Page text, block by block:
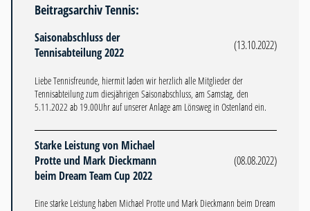
Beitragsarchiv Tennis:
Saisonabschluss der
Tennisabteilung 2022
(13.10.2022)
Liebe Tennisfreunde, hiermit laden wir herzlich alle Mitglieder der
Tennisabteilung zum diesjährigen Saisonabschluss, am Samstag, den
5.11.2022 ab 19.00Uhr auf unserer Anlage am Lönsweg in Ostenland ein.
Starke Leistung von Michael
Protte und Mark Dieckmann
beim Dream Team Cup 2022
(08.08.2022)
Eine starke Leistung haben Michael Protte und Mark Dieckmann beim Dream